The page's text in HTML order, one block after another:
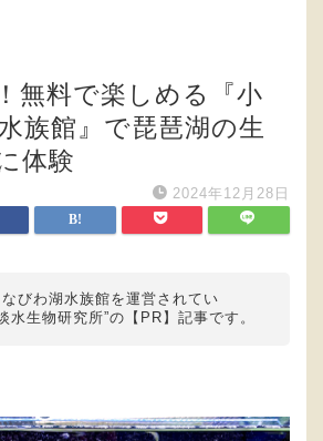
無料で楽しめる『小
族館』で琵琶湖の生
体験
2024年12月28日
びわ湖水族館を運営されてい
水生物研究所”の【PR】記事です。